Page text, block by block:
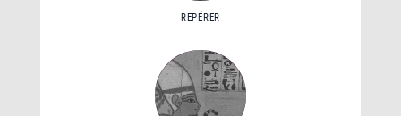
REPÉRER